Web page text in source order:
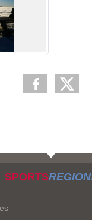
SPORTS